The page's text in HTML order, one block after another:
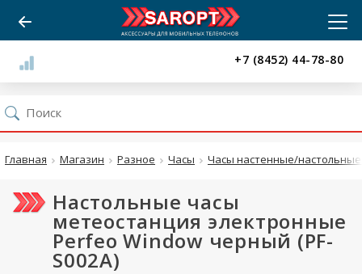
+7 (8452) 44-78-80
Главная Магазин Разное Часы Часы настенные/
Настольные часы
метеостанция электронные
Perfeo Window черный (PF-
S002A)